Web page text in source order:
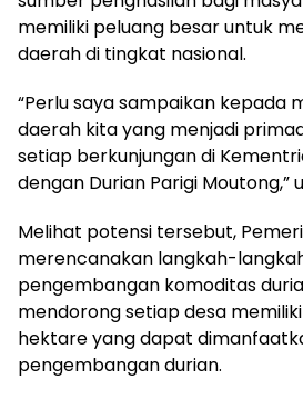
memiliki peluang besar untuk
daerah di tingkat nasional.
“Perlu saya sampaikan kepada
daerah kita yang menjadi
setiap berkunjungan di
dengan Durian Parigi Moutong,”
Melihat potensi tersebut,
merencanakan langkah-
pengembangan komoditas
mendorong setiap desa
hektare yang dapat
pengembangan durian.